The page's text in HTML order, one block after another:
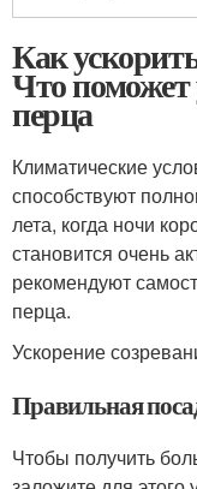
Как
Что поможет
перца
Климатические
способствуют
лета, когда ночи
становится очень
рекомендуют
перца.
Ускорение
Правильная
Чтобы получить